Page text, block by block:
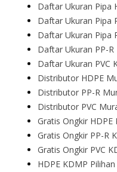
Daftar Ukuran Pipa
Daftar Ukuran Pipa
Daftar Ukuran Pipa
Daftar Ukuran PP-R
Daftar Ukuran PVC
Distributor HDPE
Distributor PP-R
Distributor PVC
Gratis Ongkir HDPE
Gratis Ongkir PP-R
Gratis Ongkir PVC
HDPE KDMP